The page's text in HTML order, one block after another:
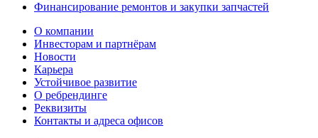
Финансирование ремонтов и закупки запчастей
О компании
Инвесторам и партнёрам
Новости
Карьера
Устойчивое развитие
О ребрендинге
Реквизиты
Контакты и адреса офисов